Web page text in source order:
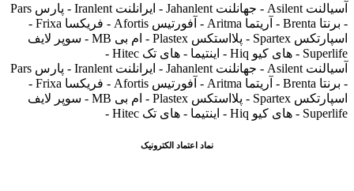
آسیالنت Asilent - جهانلنت Jahanlent - ایرانلنت Iranlent - پارس Pars
- برنتا Brenta - آریتما Aritma - آفورتیس Afortis - فریکسا Frixa -
اسپارتکس Spartex - پلااستکس Plastex - ام بی MB - سوپر لایف
Superlife - های کیو Hiq - اینتیما - های تک Hitec -
آسیالنت Asilent - جهانلنت Jahanlent - ایرانلنت Iranlent - پارس Pars
- برنتا Brenta - آریتما Aritma - آفورتیس Afortis - فریکسا Frixa -
اسپارتکس Spartex - پلااستکس Plastex - ام بی MB - سوپر لایف
Superlife - های کیو Hiq - اینتیما - های تک Hitec -
نماد اعتماد الکترونیک